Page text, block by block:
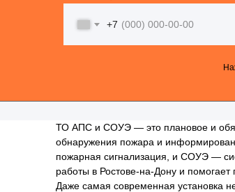
+7
ТО АПС и СОУЭ — это плановое и
обнаружения пожара и
пожарная сигнализация, и СОУЭ —
работы в Ростове-на-Дону и помогает
Даже самая современная установка